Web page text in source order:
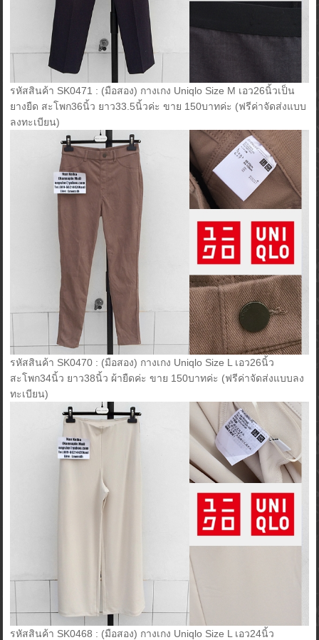
รหัสสินค้า SK0471 : (มือสอง) กางเกง Uniqlo Size M เอว26นิ้วเป็น
ยางยืด สะโพก36นิ้ว ยาว33.5นิ้วค่ะ ขาย 150บาทค่ะ (ฟรีค่าจัดส่งแบบ
ลงทะเบียน)
รหัสสินค้า SK0470 : (มือสอง) กางเกง Uniqlo Size L เอว26นิ้ว
สะโพก34นิ้ว ยาว38นิ้ว ผ้ายืดค่ะ ขาย 150บาทค่ะ (ฟรีค่าจัดส่งแบบลง
ทะเบียน)
รหัสสินค้า SK0468 : (มือสอง) กางเกง Uniqlo Size L เอว24นิ้ว